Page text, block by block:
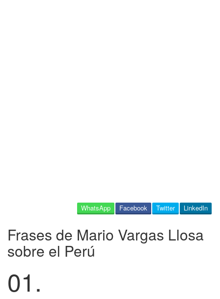
LinkedIn
Twitter
Facebook
WhatsApp
Frases de Mario Vargas Llosa
sobre el Perú
01.